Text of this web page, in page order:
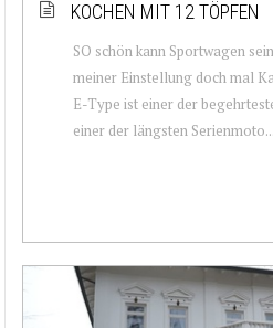
KOCHEN MIT 12 TÖPFEN
SO schön kann Sportwagen
meiner Einstellung doch mal
E-Type ist einer der
einer der längsten Serienmoto...